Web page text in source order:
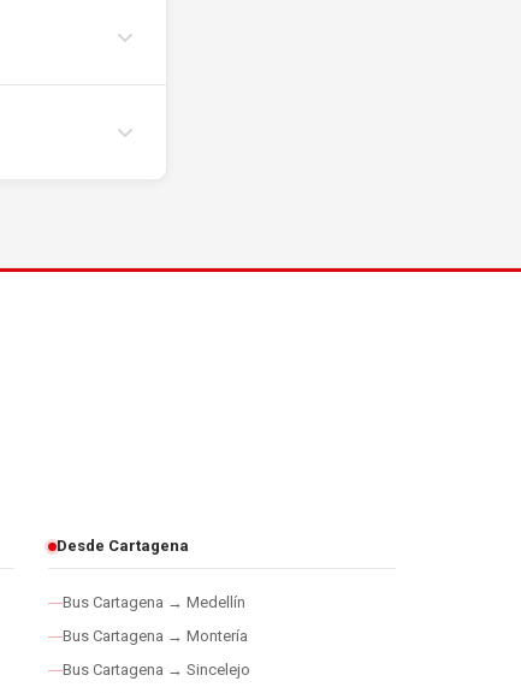
Desde Cartagena
Bus Cartagena → Medellín
Bus Cartagena → Montería
Bus Cartagena → Sincelejo